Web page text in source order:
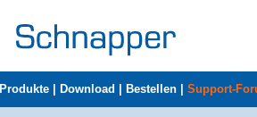
Produkte Download Bestellen Support-